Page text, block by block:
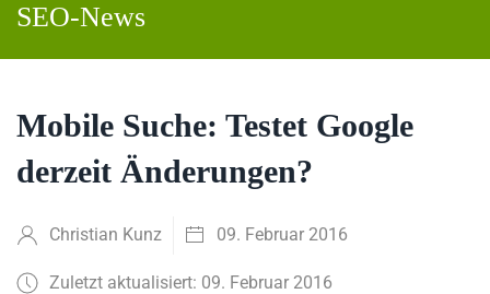
SEO-News
Mobile Suche: Testet Google
derzeit Änderungen?
Christian Kunz 09. Februar 2016
Zuletzt aktualisiert: 09. Februar 2016